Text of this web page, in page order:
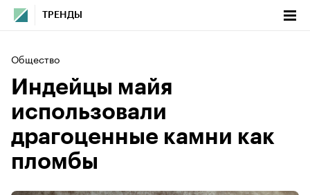
ТРЕНДЫ
Общество
Индейцы майя
использовали
драгоценные камни как
пломбы